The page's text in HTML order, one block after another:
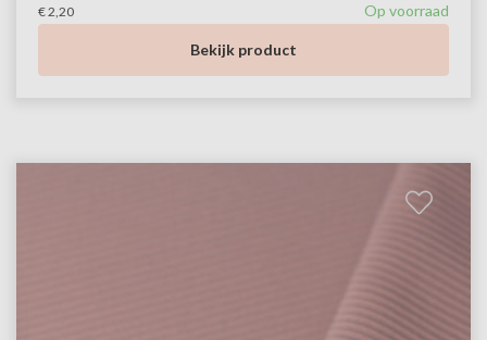
€ 2,20 Op voorraad
Bekijk product